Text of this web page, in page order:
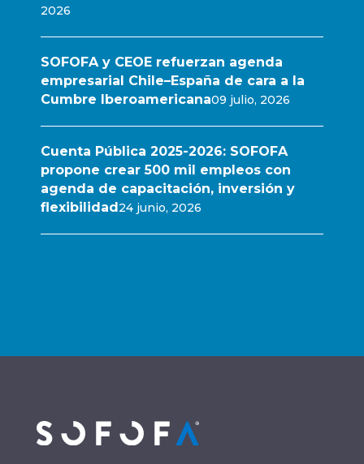
2026
SOFOFA y CEOE refuerzan agenda
empresarial Chile–España de cara a la
Cumbre Iberoamericana09 julio, 2026
Cuenta Pública 2025-2026: SOFOFA
propone crear 500 mil empleos con
agenda de capacitación, inversión y
flexibilidad24 junio, 2026